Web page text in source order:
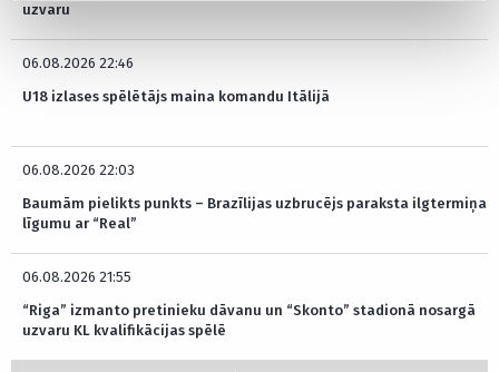
uzvaru
06.08.2026 22:46
U18 izlases spēlētājs maina komandu Itālijā
06.08.2026 22:03
Baumām pielikts punkts – Brazīlijas uzbrucējs paraksta ilgtermiņa
līgumu ar “Real”
06.08.2026 21:55
“Riga” izmanto pretinieku dāvanu un “Skonto” stadionā nosargā
uzvaru KL kvalifikācijas spēlē